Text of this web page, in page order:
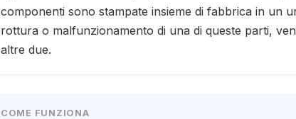
componenti sono stampate insieme di fabbrica in un
rottura o malfunzionamento di una di queste parti,
altre due.
COME FUNZIONA